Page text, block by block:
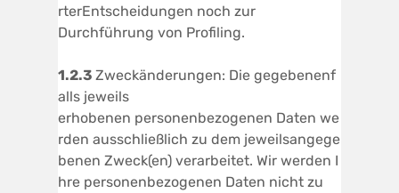
rterEntscheidungen noch zur
Durchführung von Profiling.
1.2.3 Zweckänderungen: Die gegebenenf
alls jeweils
erhobenen personenbezogenen Daten we
rden ausschließlich zu dem jeweilsangege
benen Zweck(en) verarbeitet. Wir werden I
hre personenbezogenen Daten nicht zu